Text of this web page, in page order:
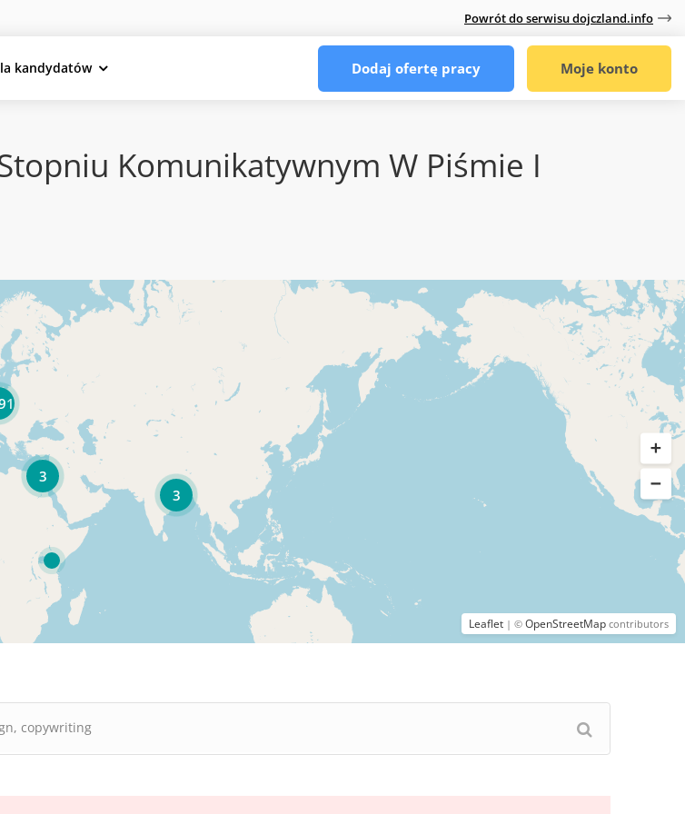
Powrót do serwisu dojczland.info
kandydatów Dodaj ofertę pracy Moje konto
Komunikatywnym W Piśmie I
3
3
Leaflet | © OpenStreetMap contributors